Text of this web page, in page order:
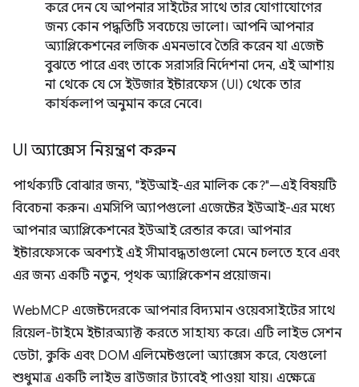
করে দেন যে আপনার সাইটের সাথে তার যোগাযোগের
জন্য কোন পদ্ধতিটি সবচেয়ে ভালো। আপনি আপনার
অ্যাপ্লিকেশনের লজিক এমনভাবে তৈরি করেন যা এজেন্ট
বুঝতে পারে এবং তাকে সরাসরি নির্দেশনা দেন, এই আশায়
না থেকে যে সে ইউজার ইন্টারফেস (UI) থেকে তার
কার্যকলাপ অনুমান করে নেবে।
UI অ্যাক্সেস নিয়ন্ত্রণ করুন
পার্থক্যটি বোঝার জন্য, "ইউআই-এর মালিক কে?"—এই বিষয়টি
বিবেচনা করুন। এমসিপি অ্যাপগুলো এজেন্টের ইউআই-এর মধ্যে
আপনার অ্যাপ্লিকেশনের ইউআই রেন্ডার করে। আপনার
ইন্টারফেসকে অবশ্যই এই সীমাবদ্ধতাগুলো মেনে চলতে হবে এবং
এর জন্য একটি নতুন, পৃথক অ্যাপ্লিকেশন প্রয়োজন।
WebMCP এজেন্টদেরকে আপনার বিদ্যমান ওয়েবসাইটের সাথে
রিয়েল-টাইমে ইন্টারঅ্যাক্ট করতে সাহায্য করে। এটি লাইভ সেশন
ডেটা, কুকি এবং DOM এলিমেন্টগুলো অ্যাক্সেস করে, যেগুলো
শুধুমাত্র একটি লাইভ ব্রাউজার ট্যাবেই পাওয়া যায়। এক্ষেত্রে